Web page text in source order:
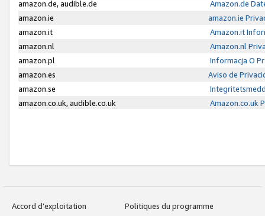
amazon.de, audible.de
Amazon.de
amazon.ie
amazon.ie
amazon.it
Amazon.it
amazon.nl
Amazon.nl
amazon.pl
Informacja O
amazon.es
Aviso de
amazon.se
amazon.co.uk, audible.co.uk
Amazon.co.uk
Accord d’exploitation
Politiques du programme